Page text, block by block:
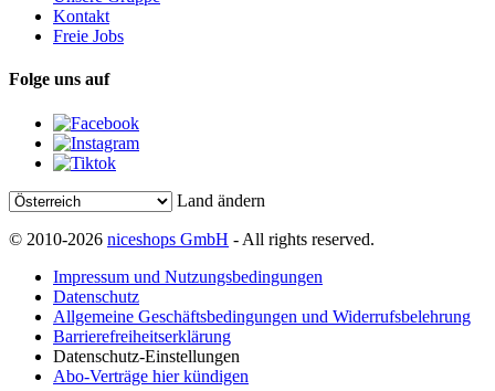
Kontakt
Freie Jobs
Folge uns auf
Land ändern
© 2010-2026 niceshops GmbH - All rights reserved.
Impressum und Nutzungsbedingungen
Datenschutz
Allgemeine Geschäftsbedingungen und Widerrufsbelehrung
Barrierefreiheitserklärung
Datenschutz-Einstellungen
Abo-Verträge hier kündigen